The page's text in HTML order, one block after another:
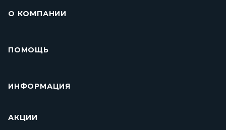
О КОМПАНИИ
ПОМОЩЬ
ИНФОРМАЦИЯ
АКЦИИ